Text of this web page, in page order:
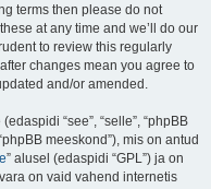
terms then please do not
at any time and we’ll do our
to review this regularly
changes mean you agree to
and/or amended.
“see”, “selle”, “phpBB
meeskond”), mis on antud
” alusel (edaspidi “GPL”) ja on
on vaid vahend internetis